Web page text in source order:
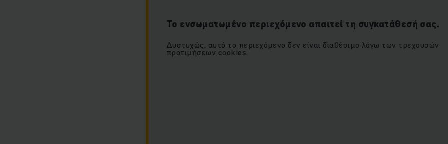
Το ενσωματωμένο περιεχόμενο απαιτεί τη συγκατάθεσή σας.
Δυστυχώς, αυτό το περιεχόμενο δεν είναι διαθέσιμο λόγω των τρεχουσών
προτιμήσεων cookies.